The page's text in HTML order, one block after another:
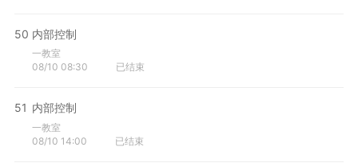
50 内部控制
一教室
08/10 08:30
已结束
51 内部控制
一教室
08/10 14:00
已结束